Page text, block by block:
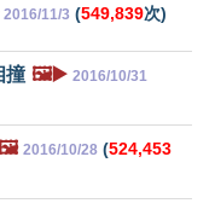
2016/11/3 (549,839次)
撞 🖼️▶️ 2016/10/31
2016/10/28 (524,453